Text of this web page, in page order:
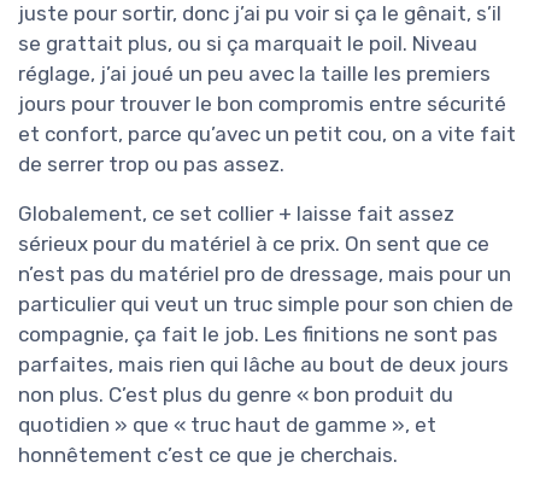
juste pour sortir, donc j’ai pu voir si ça le gênait, s’il
se grattait plus, ou si ça marquait le poil. Niveau
réglage, j’ai joué un peu avec la taille les premiers
jours pour trouver le bon compromis entre sécurité
et confort, parce qu’avec un petit cou, on a vite fait
de serrer trop ou pas assez.
Globalement, ce set collier + laisse fait assez
sérieux pour du matériel à ce prix. On sent que ce
n’est pas du matériel pro de dressage, mais pour un
particulier qui veut un truc simple pour son chien de
compagnie, ça fait le job. Les finitions ne sont pas
parfaites, mais rien qui lâche au bout de deux jours
non plus. C’est plus du genre « bon produit du
quotidien » que « truc haut de gamme », et
honnêtement c’est ce que je cherchais.